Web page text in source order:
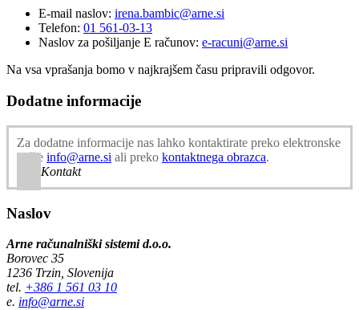
E-mail naslov: irena.bambic@arne.si
Telefon: 01 561-03-13
Naslov za pošiljanje E računov: e-racuni@arne.si
Na vsa vprašanja bomo v najkrajšem času pripravili odgovor.
Dodatne informacije
Za dodatne informacije nas lahko kontaktirate preko elektronske
pošte info@arne.si ali preko kontaktnega obrazca.
Kontakt
Naslov
Arne računalniški sistemi d.o.o.
Borovec 35
1236 Trzin, Slovenija
tel. +386 1 561 03 10
e. info@arne.si